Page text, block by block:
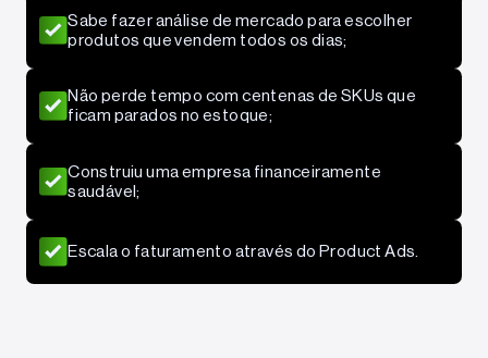
Sabe fazer análise de mercado para escolher
produtos que vendem todos os dias;
Não perde tempo com centenas de SKUs que
ficam parados no estoque;
Construiu uma empresa financeiramente
saudável;
Escala o faturamento através do Product Ads.